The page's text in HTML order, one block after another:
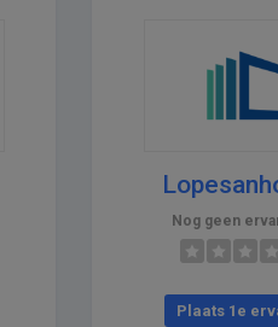
Nog geen
Plaats 1e